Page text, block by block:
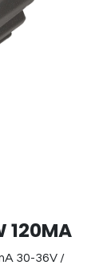
120MA
30-36V /